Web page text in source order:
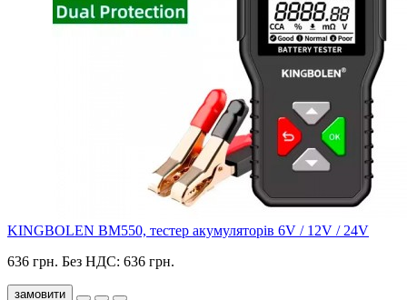
KINGBOLEN BM550, тестер акумуляторів 6V / 12V / 24V
636 грн. Без НДС: 636 грн.
замовити